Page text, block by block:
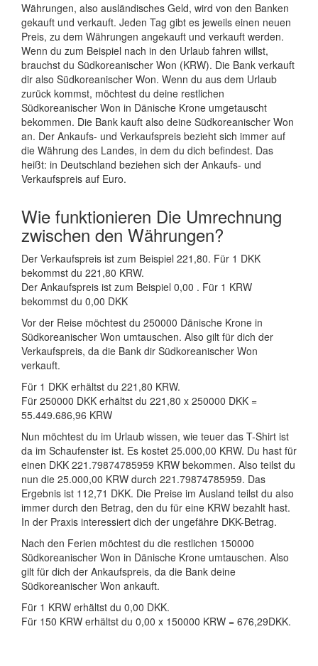
Währungen, also ausländisches Geld, wird von den Banken
gekauft und verkauft. Jeden Tag gibt es jeweils einen neuen
Preis, zu dem Währungen angekauft und verkauft werden.
Wenn du zum Beispiel nach in den Urlaub fahren willst,
brauchst du Südkoreanischer Won (KRW). Die Bank verkauft
dir also Südkoreanischer Won. Wenn du aus dem Urlaub
zurück kommst, möchtest du deine restlichen
Südkoreanischer Won in Dänische Krone umgetauscht
bekommen. Die Bank kauft also deine Südkoreanischer Won
an. Der Ankaufs- und Verkaufspreis bezieht sich immer auf
die Währung des Landes, in dem du dich befindest. Das
heißt: in Deutschland beziehen sich der Ankaufs- und
Verkaufspreis auf Euro.
Wie funktionieren Die Umrechnung
zwischen den Währungen?
Der Verkaufspreis ist zum Beispiel 221,80. Für 1 DKK
bekommst du 221,80 KRW.
Der Ankaufspreis ist zum Beispiel 0,00 . Für 1 KRW
bekommst du 0,00 DKK
Vor der Reise möchtest du 250000 Dänische Krone in
Südkoreanischer Won umtauschen. Also gilt für dich der
Verkaufspreis, da die Bank dir Südkoreanischer Won
verkauft.
Für 1 DKK erhältst du 221,80 KRW.
Für 250000 DKK erhältst du 221,80 x 250000 DKK =
55.449.686,96 KRW
Nun möchtest du im Urlaub wissen, wie teuer das T-Shirt ist
da im Schaufenster ist. Es kostet 25.000,00 KRW. Du hast für
einen DKK 221.79874785959 KRW bekommen. Also teilst du
nun die 25.000,00 KRW durch 221.79874785959. Das
Ergebnis ist 112,71 DKK. Die Preise im Ausland teilst du also
immer durch den Betrag, den du für eine KRW bezahlt hast.
In der Praxis interessiert dich der ungefähre DKK-Betrag.
Nach den Ferien möchtest du die restlichen 150000
Südkoreanischer Won in Dänische Krone umtauschen. Also
gilt für dich der Ankaufspreis, da die Bank deine
Südkoreanischer Won ankauft.
Für 1 KRW erhältst du 0,00 DKK.
Für 150 KRW erhältst du 0,00 x 150000 KRW = 676,29DKK.